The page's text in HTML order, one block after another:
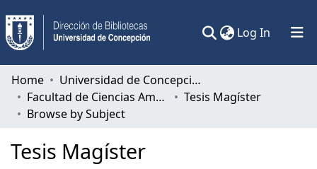
Log In (current)
Communities & Collections
All of DSpace
Home
Universidad de Concepción
Facultad de Ciencias Ambientales
Tesis Magíster
Browse by Subject
Tesis Magíster